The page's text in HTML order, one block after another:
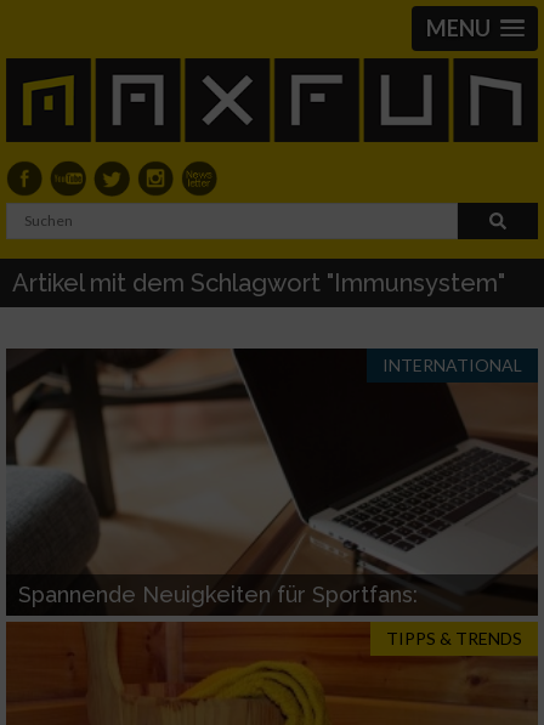
MENU
Artikel mit dem Schlagwort "Immunsystem"
INTERNATIONAL
Spannende Neuigkeiten für Sportfans:
TIPPS & TRENDS